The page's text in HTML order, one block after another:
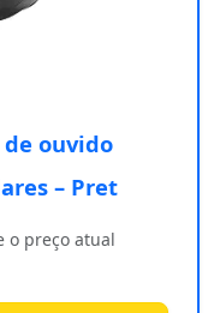
de ouvido
– Pret
o preço atual